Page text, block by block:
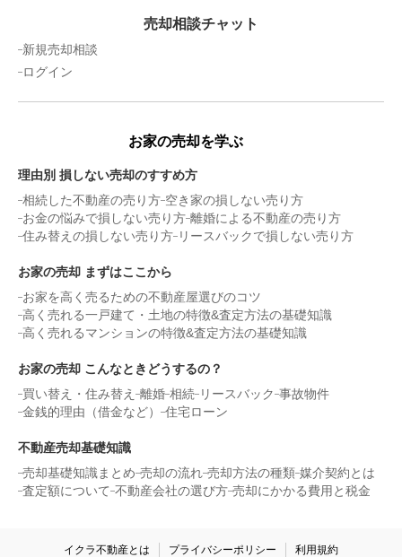
売却相談チャット
新規売却相談
ログイン
お家の売却を学ぶ
理由別 損しない売却のすすめ方
相続した不動産の売り方 空き家の損しない売り方
お金の悩みで損しない売り方 離婚による不動産の売り方
住み替えの損しない売り方 リースバックで損しない売り方
お家の売却 まずはここから
お家を高く売るための不動産屋選びのコツ
高く売れる一戸建て・土地の特徴&査定方法の基礎知識
高く売れるマンションの特徴&査定方法の基礎知識
お家の売却 こんなときどうするの？
買い替え・住み替え
離婚 相続 リースバック 事故物件
金銭的理由（借金など）
住宅ローン
不動産売却基礎知識
売却基礎知識まとめ 売却の流れ 売却方法の種類 媒介契約とは
査定額について 不動産会社の選び方 売却にかかる費用と税金
イクラ不動産とは プライバシーポリシー 利用規約